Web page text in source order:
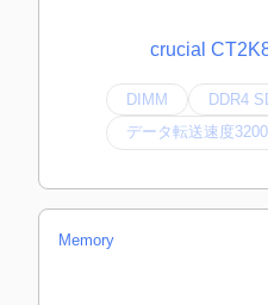
crucial
DIMM
DDR4
データ転送速度
Memory